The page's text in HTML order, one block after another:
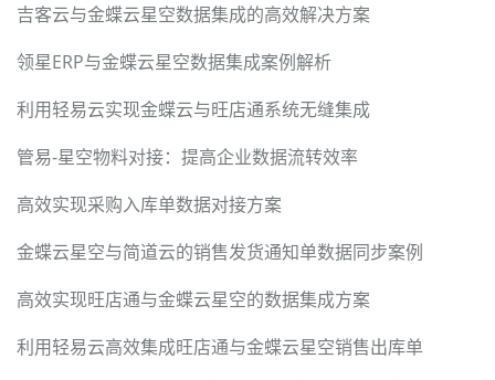
吉客云与金蝶云星空数据集成的高效解决方案
领星ERP与金蝶云星空数据集成案例解析
利用轻易云实现金蝶云与旺店通系统无缝集成
管易-星空物料对接：提高企业数据流转效率
高效实现采购入库单数据对接方案
金蝶云星空与简道云的销售发货通知单数据同步案例
高效实现旺店通与金蝶云星空的数据集成方案
利用轻易云高效集成旺店通与金蝶云星空销售出库单